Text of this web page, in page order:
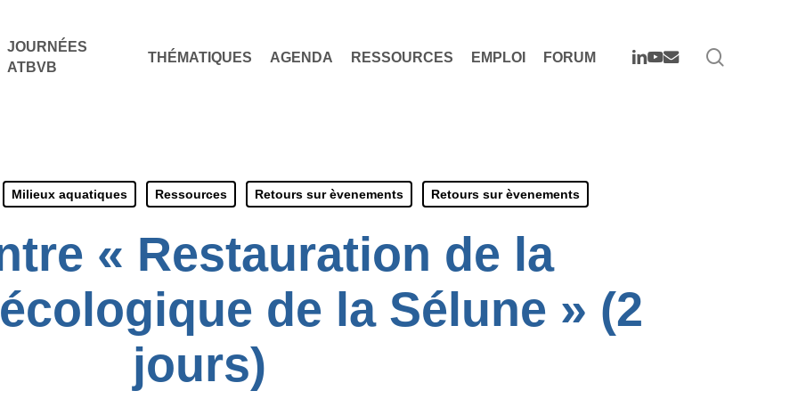
JOURNÉES
ATBVB
THÉMATIQUES AGENDA RESSOURCES EMPLOI FORUM LINKEDIN
YOUTUBE
EMAIL
Milieux aquatiques Ressources Retours sur èvenements Retours sur èvenements
« Restauration de la
de la Sélune » (2
jours)